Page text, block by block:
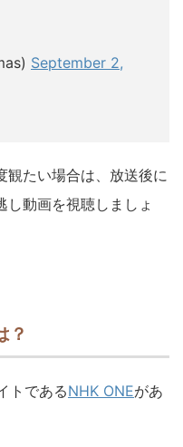
September 2,
観たい場合は、放送後に
し動画を視聴しましょ
？
トであるNHK ONEがあ